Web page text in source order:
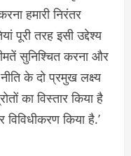
हमारी निरंतर
पूरी तरह इसी उद्देश्य
सुनिश्चित करना और
के दो प्रमुख लक्ष्य
का विस्तार किया है
किया है.’